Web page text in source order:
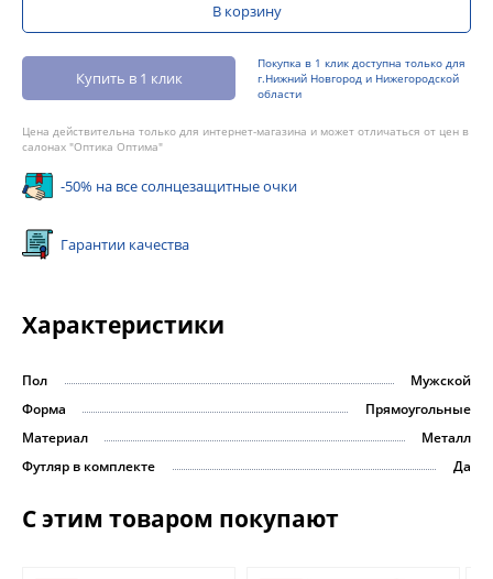
В корзину
Купить в 1 клик
Покупка в 1 клик доступна только для
г.Нижний Новгород и Нижегородской
области
Цена действительна только для интернет-магазина и может отличаться от цен в
салонах "Оптика Оптима"
-50% на все солнцезащитные очки
Гарантии качества
Характеристики
Пол
Мужской
Форма
Прямоугольные
Материал
Металл
Футляр в комплекте
Да
С этим товаром покупают